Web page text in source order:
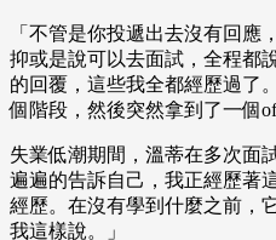
「不管是你投遞出去沒有回應
抑或是說可以去面試，全程都
的回覆，這些我全都經歷過了
個階段，然後突然拿到了一個
失業低潮期間，溫蒂在多次面
遍遍的告訴自己，我正經歷著
經歷。在沒有學到什麼之前，
我這樣說。」